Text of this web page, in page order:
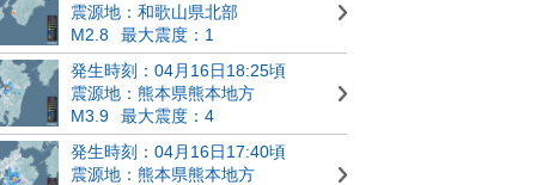
震源地：和歌山県北部
M2.8
最大震度：1
発生時刻：04月16日18:25頃
震源地：熊本県熊本地方
M3.9
最大震度：4
発生時刻：04月16日17:40頃
震源地：熊本県熊本地方